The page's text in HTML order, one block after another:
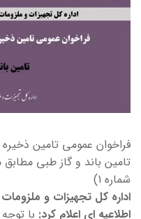
تامین باند و گاز طبی
شماره 1)
اداره کل تجهیزات و
اطلاعیه ای اعلام کرد: با